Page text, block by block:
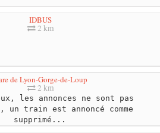
IDBUS
2 km
de Lyon-Gorge-de-Loup
2 km
les annonces ne sont pas
un train est annoncé comme
supprimé...